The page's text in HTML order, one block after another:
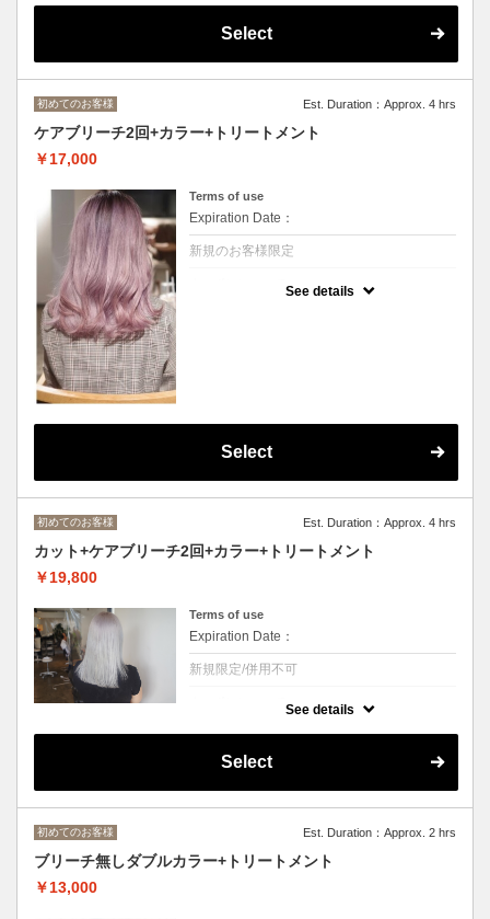
ダメージレスなケアブリーチカラーで艶のあ
る仕上がりに◆
ロング料金あり[M+￥3300,L+￥4400 デザイ
Select
初めてのお客様 Est. Duration：Approx. 4 hrs
ケアブリーチ2回+カラー+トリートメント
￥17,000
Terms of use
Expiration Date：
新規のお客様限定
See details
Select
初めてのお客様 Est. Duration：Approx. 4 hrs
カット+ケアブリーチ2回+カラー+トリートメント
￥19,800
Terms of use
Expiration Date：
新規限定/併用不可
になります。
ダメージレスなケアブリーチカラーで艶のあ
る仕上がりに
◆ロング料金あり[M+￥3300,L+￥5500～ デ
ザインカラー+3300～/トリートメント変更
See details
Select
初めてのお客様 Est. Duration：Approx. 2 hrs
ブリーチ無しダブルカラー+トリートメント
￥13,000